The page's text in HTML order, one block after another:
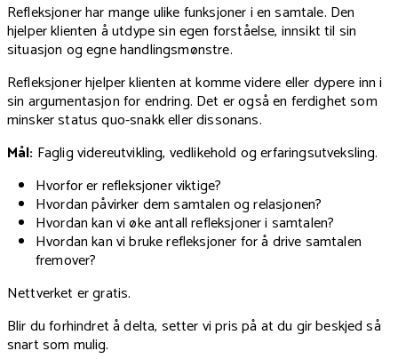
Refleksjoner har mange ulike funksjoner i en samtale. Den
hjelper klienten å utdype sin egen forståelse, innsikt til sin
situasjon og egne handlingsmønstre.
Refleksjoner hjelper klienten at komme videre eller dypere inn i
sin argumentasjon for endring. Det er også en ferdighet som
minsker status quo-snakk eller dissonans.
Mål: Faglig videreutvikling, vedlikehold og erfaringsutveksling.
Hvorfor er refleksjoner viktige?
Hvordan påvirker dem samtalen og relasjonen?
Hvordan kan vi øke antall refleksjoner i samtalen?
Hvordan kan vi bruke refleksjoner for å drive samtalen
fremover?
Nettverket er gratis.
Blir du forhindret å delta, setter vi pris på at du gir beskjed så
snart som mulig.